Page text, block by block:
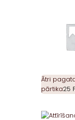
Ātri
pārtika25